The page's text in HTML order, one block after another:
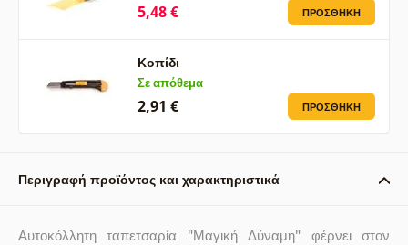
5,48 € ΠΡΟΣΘΉΚΗ
Κοπίδι
Σε απόθεμα
2,91 € ΠΡΟΣΘΉΚΗ
Περιγραφή προϊόντος και χαρακτηριστικά
Αυτοκόλλητη ταπετσαρία "Μαγική Δύναμη" φέρνει στον